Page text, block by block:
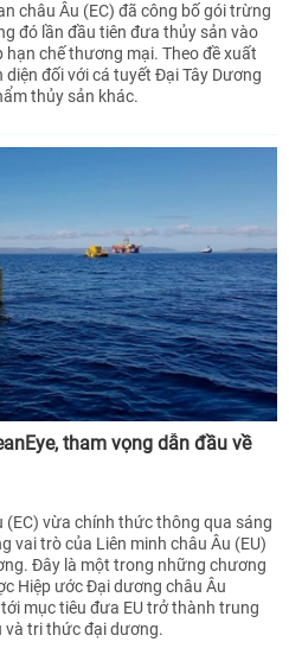
châu Âu (EC) đã công bố gói trừng
đó lần đầu tiên đưa thủy sản vào
chế thương mại. Theo đề xuất
diện đối với cá tuyết Đại Tây Dương
thủy sản khác.
tham vọng dẫn đầu về
(EC) vừa chính thức thông qua sáng
vai trò của Liên minh châu Âu (EU)
Đây là một trong những chương
Hiệp ước Đại dương châu Âu
mục tiêu đưa EU trở thành trung
và tri thức đại dương.